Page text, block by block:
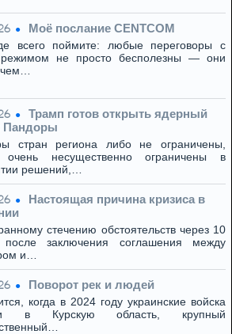
Моё послание CENTCOM
всего поймите: любые переговоры с
не просто бесполезны — они
Трамп готов открыть ядерный
Пандоры
стран региона либо не ограничены,
очень несущественно ограничены в
решений,…
Настоящая причина кризиса в
стечению обстоятельств через 10
заключения соглашения между
и…
Поворот рек и людей
когда в 2024 году украинские войска
в Курскую область, крупный